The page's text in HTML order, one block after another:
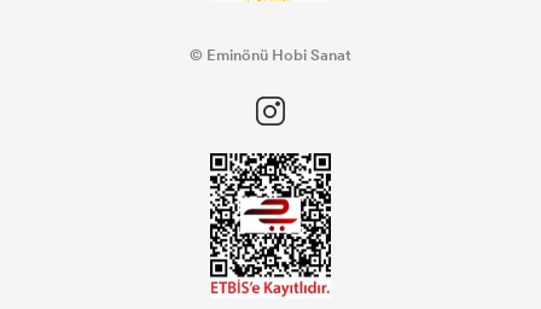
© Eminönü Hobi Sanat